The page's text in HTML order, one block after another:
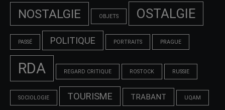
NOSTALGIE OBJETS OSTALGIE
PASSÉ POLITIQUE PORTRAITS PRAGUE
RDA REGARD CRITIQUE ROSTOCK RUSSIE
SOCIOLOGIE TOURISME TRABANT UQAM